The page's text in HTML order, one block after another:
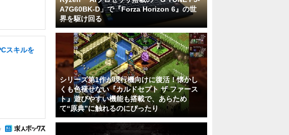
スキルを
A7G60BK-D」で『Forza Horizon 6』の世
界を駆け回る
シリーズ第1作が現行機向けに復活！懐かし
くも色褪せない『カルドセプト ザ ファース
ト』遊びやすい機能も搭載で、あらため
て“原典”に触れるのにぴったり